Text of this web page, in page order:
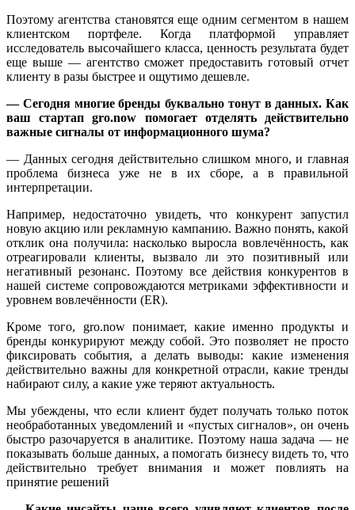
Поэтому агентства становятся еще одним сегментом в нашем
клиентском портфеле. Когда платформой управляет
исследователь высочайшего класса, ценность результата будет
еще выше — агентство сможет предоставить готовый отчет
клиенту в разы быстрее и ощутимо дешевле.
— Сегодня многие бренды буквально тонут в данных. Как
ваш стартап gro.now помогает отделять действительно
важные сигналы от информационного шума?
— Данных сегодня действительно слишком много, и главная
проблема бизнеса уже не в их сборе, а в правильной
интерпретации.
Например, недостаточно увидеть, что конкурент запустил
новую акцию или рекламную кампанию. Важно понять, какой
отклик она получила: насколько выросла вовлечённость, как
отреагировали клиенты, вызвало ли это позитивный или
негативный резонанс. Поэтому все действия конкурентов в
нашей системе сопровождаются метриками эффективности и
уровнем вовлечённости (ER).
Кроме того, gro.now понимает, какие именно продукты и
бренды конкурируют между собой. Это позволяет не просто
фиксировать события, а делать выводы: какие изменения
действительно важны для конкретной отрасли, какие тренды
набирают силу, а какие уже теряют актуальность.
Мы убеждены, что если клиент будет получать только поток
необработанных уведомлений и «пустых сигналов», он очень
быстро разочаруется в аналитике. Поэтому наша задача — не
показывать больше данных, а помогать бизнесу видеть то, что
действительно требует внимания и может повлиять на
принятие решений